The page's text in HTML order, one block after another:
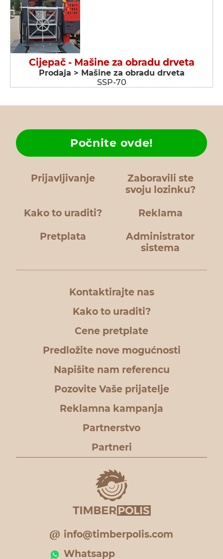
Cijepač - Мašine za obradu drveta
Prodaja > Мašine za obradu drveta
SSP-70
Prijavljivanje
Zaboravili ste
svoju lozinku?
Kako to uraditi?
Počnite ovde!
Reklama
Pretplata
Administrator
sistema
Kontaktirajte nas
Kako to uraditi?
Cene pretplate
Predložite nove mogućnosti
Napišite nam referencu
Pozovite Vaše prijatelje
Reklamna kampanja
Partnerstvo
Partneri
info@timberpolis.com
Whatsapp